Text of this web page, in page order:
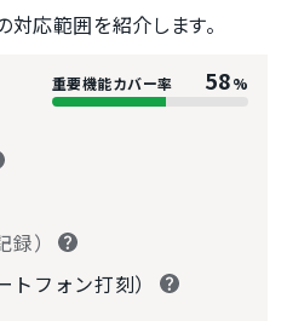
応範囲を紹介します。
重要機能カバー率 58%
）
フォン打刻）